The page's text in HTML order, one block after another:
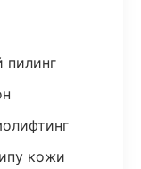
пилинг
кожи